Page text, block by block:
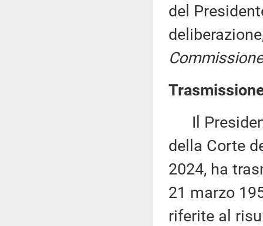
del
Il
della Corte
2024, ha
21 marzo
riferite al